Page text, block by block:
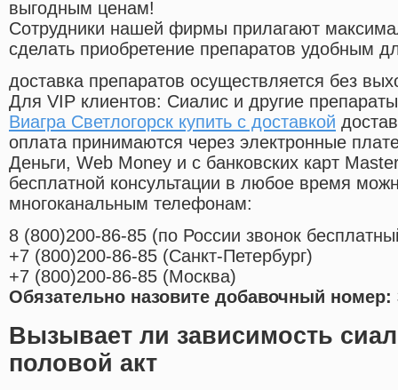
выгодным ценам!
Cотрудники нашей фирмы прилагают
сделать приобретение препаратов удобным
доставка препаратов осуществляется без
Для VIP клиентов: Сиалис и другие
Виагра Светлогорск купить с доставкой
оплата принимаются через электронные
Деньги, Web Money и с банковских карт
бесплатной консультации в любое время
многоканальным телефонам:
8 (800)200-86-85 (по России звонок
+7 (800)200-86-85 (Санкт-Петербург)
+7 (800)200-86-85 (Москва)
Обязательно назовите добавочный номер:
Вызывает ли зависимость
половой акт